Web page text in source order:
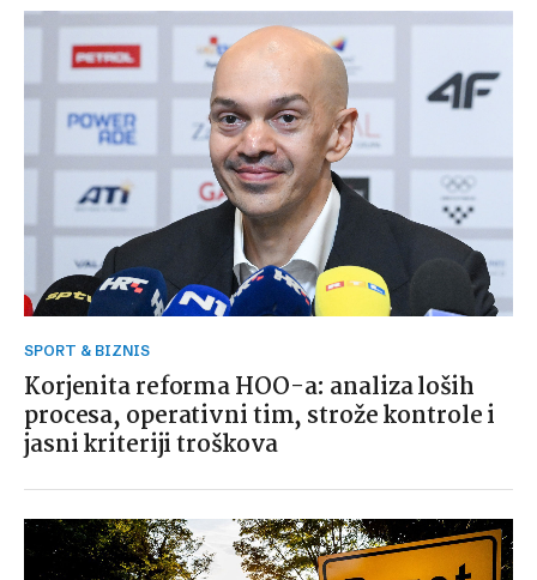
SPORT & BIZNIS
Korjenita reforma HOO-a: analiza loših
procesa, operativni tim, strože kontrole i
jasni kriteriji troškova